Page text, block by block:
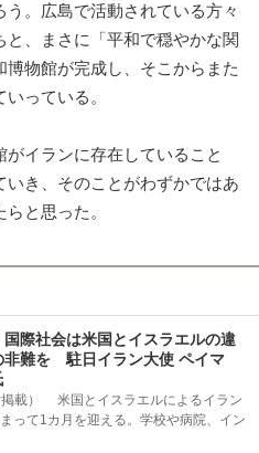
。広島で活動されている方々
、まさに「平和で穏やかな関
物館が完成し、そこからまた
っている。
イランに存在していること
いき、そのことがわずかではあ
と思った。
国際社会は米国とイスラエルの違
非難を 駐日イラン大使 ペイマ
掲載） 米国とイスラエルによるイラン
って1カ月を迎える。学校や病院、イン